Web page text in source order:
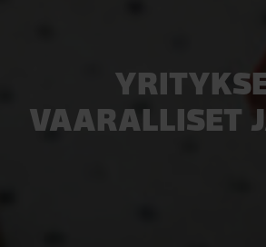
VAARALLISET